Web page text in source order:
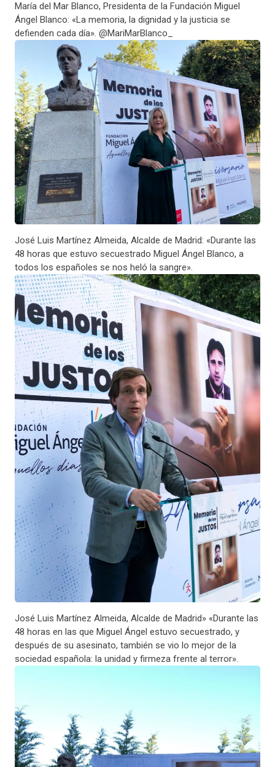
María del Mar Blanco, Presidenta de la Fundación Miguel
Ángel Blanco: «La memoria, la dignidad y la justicia se
defienden cada día». @MariMarBlanco_
José Luis Martínez Almeida, Alcalde de Madrid: «Durante las
48 horas que estuvo secuestrado Miguel Ángel Blanco, a
todos los españoles se nos heló la sangre».
José Luis Martínez Almeida, Alcalde de Madrid» «Durante las
48 horas en las que Miguel Ángel estuvo secuestrado, y
después de su asesinato, también se vio lo mejor de la
sociedad española: la unidad y firmeza frente al terror».